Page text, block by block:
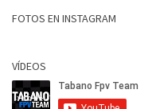
FOTOS EN INSTAGRAM
VÍDEOS